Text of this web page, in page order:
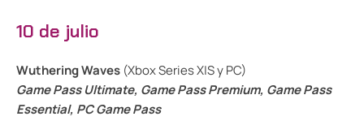
10 de julio
Wuthering Waves (Xbox Series X|S y PC)
Game Pass Ultimate, Game Pass Premium, Game Pass
Essential, PC Game Pass